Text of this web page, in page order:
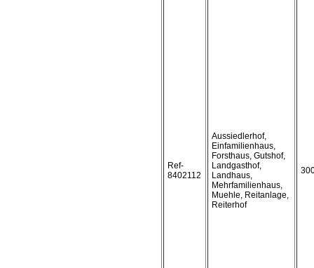
Ref-
8402112
Aussiedlerhof,
Einfamilienhaus,
Forsthaus, Gutshof,
Landgasthof,
Landhaus,
Mehrfamilienhaus,
Muehle, Reitanlage,
Reiterhof